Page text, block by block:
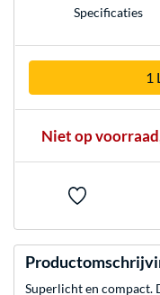
Specificaties
1
Niet op
Superlicht en compact.